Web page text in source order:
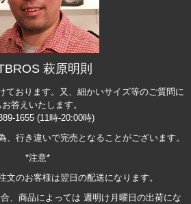
萩原明則
おります。又、細かいサイズ等のご質問に
お答えいたします。
1655 (11時-20:00時)
行き違いで完売となることがございます。
*注意*
文のお客様は翌日の配送になります。
、商品によっては 週明け月曜日の出荷にな